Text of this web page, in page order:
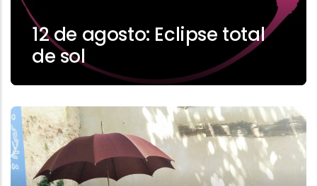
12 de agosto: Eclipse total
de sol